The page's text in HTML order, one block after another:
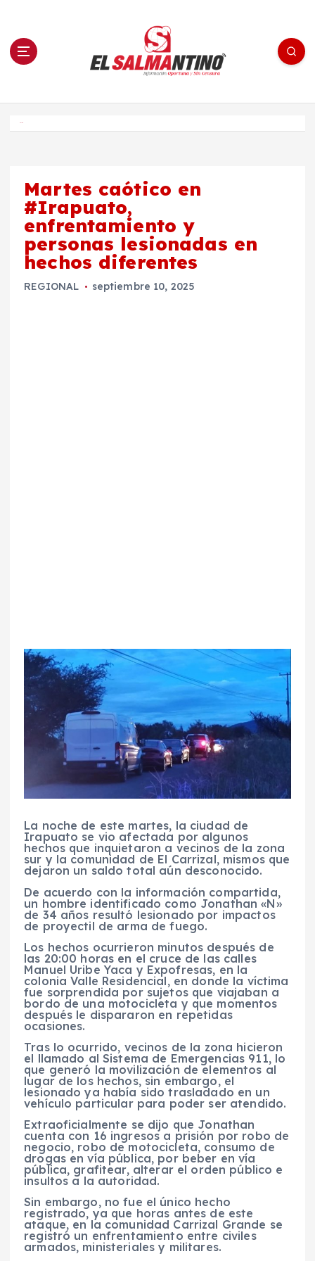
n El Salmantino - medios/noticias/editorial
Martes caótico en
#Irapuato,
enfrentamiento y
personas lesionadas en
hechos diferentes
REGIONAL septiembre 10, 2025
La noche de este martes, la ciudad de
Irapuato se vio afectada por algunos
hechos que inquietaron a vecinos de la zona
sur y la comunidad de El Carrizal, mismos que
dejaron un saldo total aún desconocido.
De acuerdo con la información compartida,
un hombre identificado como Jonathan «N»
de 34 años resultó lesionado por impactos
de proyectil de arma de fuego.
Los hechos ocurrieron minutos después de
las 20:00 horas en el cruce de las calles
Manuel Uribe Yaca y Expofresas, en la
colonia Valle Residencial, en donde la víctima
fue sorprendida por sujetos que viajaban a
bordo de una motocicleta y que momentos
después le dispararon en repetidas
ocasiones.
Tras lo ocurrido, vecinos de la zona hicieron
el llamado al Sistema de Emergencias 911, lo
que generó la movilización de elementos al
lugar de los hechos, sin embargo, el
lesionado ya había sido trasladado en un
vehículo particular para poder ser atendido.
Extraoficialmente se dijo que Jonathan
cuenta con 16 ingresos a prisión por robo de
negocio, robo de motocicleta, consumo de
drogas en vía pública, por beber en vía
pública, grafitear, alterar el orden público e
insultos a la autoridad.
Sin embargo, no fue el único hecho
registrado, ya que horas antes de este
ataque, en la comunidad Carrizal Grande se
registró un enfrentamiento entre civiles
armados, ministeriales y militares.